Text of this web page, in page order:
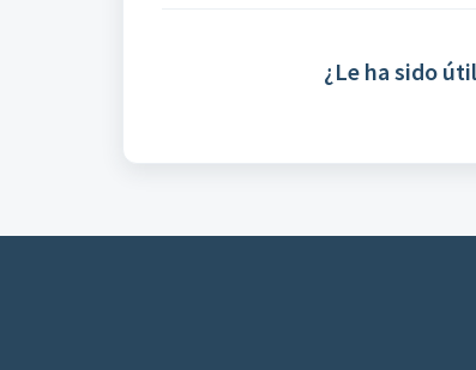
¿Le ha sido